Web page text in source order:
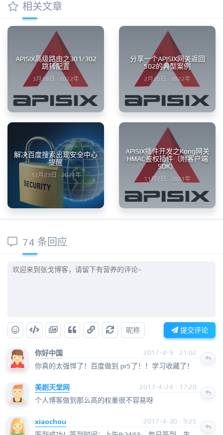
相关文章
APISIX高级路由之301/302
跳转配置
3月18日 · 2022年
分享一个APISIX网关返回
502的典型案例
2月25日 · 2022年
解决百度搜索出现安全中心
提醒
12月23日 · 2021年
APISIX插件开发之Kong网关
HMAC鉴权插件（附客户端
SDK）
11月7日 · 2021年
74 条回应
昵称 提交评论
你好中国 2017-4-9 · 21:02
你真的太强悍了！百度做到 pr5了！！学习收藏了！
美剧天堂网 2017-4-24 · 17:20
个人博客做到那么高的权重很不容易呀
xiaochou 2017-4-30 · 9:25